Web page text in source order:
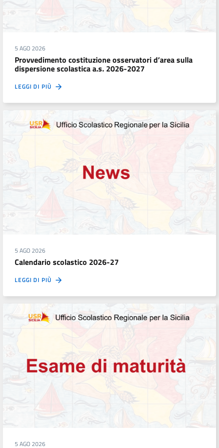
5 AGO 2026
Provvedimento costituzione osservatori d’area sulla
dispersione scolastica a.s. 2026-2027
LEGGI DI PIÙ
5 AGO 2026
Calendario scolastico 2026-27
LEGGI DI PIÙ
5 AGO 2026